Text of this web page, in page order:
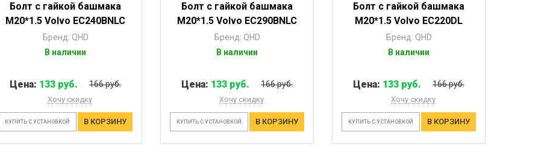
Болт с гайкой башмака
M20*1.5 Volvo EC240BNLC
Бренд: QHD
В наличии
Цена: 133 руб. 166 руб.
Хочу скидку
КУПИТЬ С УСТАНОВКОЙ В КОРЗИНУ
Болт с гайкой башмака
M20*1.5 Volvo EC290BNLC
Бренд: QHD
В наличии
Цена: 133 руб. 166 руб.
Хочу скидку
КУПИТЬ С УСТАНОВКОЙ В КОРЗИНУ
Болт с гайкой башмака
M20*1.5 Volvo EC220DL
Бренд: QHD
В наличии
Цена: 133 руб. 166 руб.
Хочу скидку
КУПИТЬ С УСТАНОВКОЙ В КОРЗИНУ